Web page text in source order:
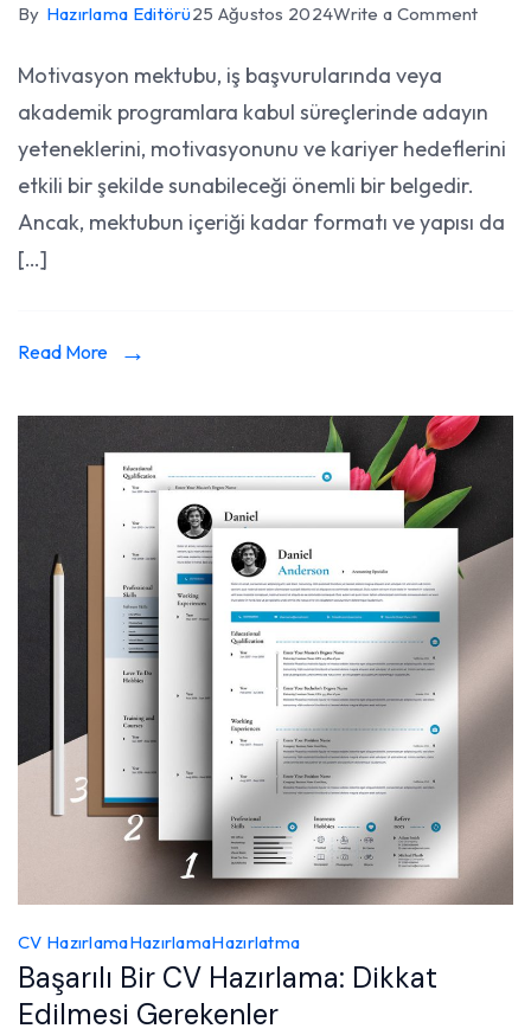
By Hazırlama Editörü25 Ağustos 2024Write a Commenton
Doğru
ve
Motivasyon mektubu, iş başvurularında veya
akademik programlara kabul süreçlerinde adayın
yeteneklerini, motivasyonunu ve kariyer hedeflerini
etkili bir şekilde sunabileceği önemli bir belgedir.
Ancak, mektubun içeriği kadar formatı ve yapısı da
[…]
Read More
CV HazırlamaHazırlamaHazırlatma
Başarılı Bir CV Hazırlama: Dikkat
Edilmesi Gerekenler